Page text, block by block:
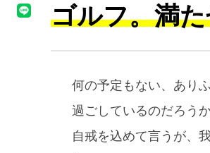
ゴルフ。満
何の予定もない、あり
過ごしているのだろうか
自戒を込めて言うが、